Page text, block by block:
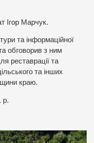
Ігор Марчук.
та інформаційної
обговорив з ним
реставрації та
та інших
краю.
р.